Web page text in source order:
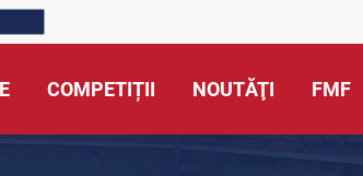
COMPETIȚII NOUTĂŢI FMF